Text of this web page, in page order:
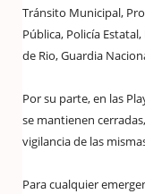
Tránsito Municipal,
Pública, Policía
de Rio, Guardia
Por su parte, en las
se mantienen
vigilancia de las
Para cualquier